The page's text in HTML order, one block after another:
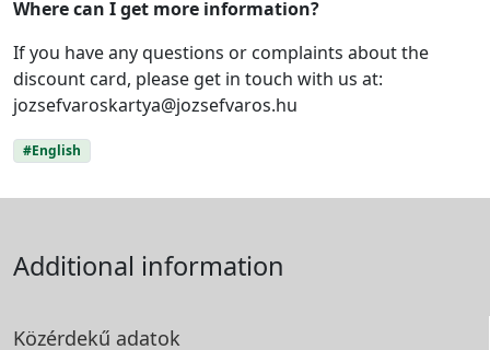
Where can I get more information?
If you have any questions or complaints about the
discount card, please get in touch with us at:
jozsefvaroskartya@jozsefvaros.hu
#English
Additional information
Közérdekű adatok